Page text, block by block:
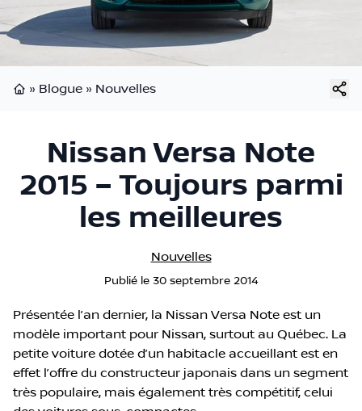
» Blogue » Nouvelles
Nissan Versa Note
2015 – Toujours parmi
les meilleures
Nouvelles
Publié le 30 septembre 2014
Présentée l’an dernier, la Nissan Versa Note est un
modèle important pour Nissan, surtout au Québec. La
petite voiture dotée d’un habitacle accueillant est en
effet l’offre du constructeur japonais dans un segment
très populaire, mais également très compétitif, celui